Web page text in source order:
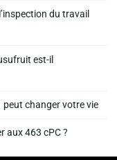
du travail
est-il
changer votre vie
aux 463 cPC ?